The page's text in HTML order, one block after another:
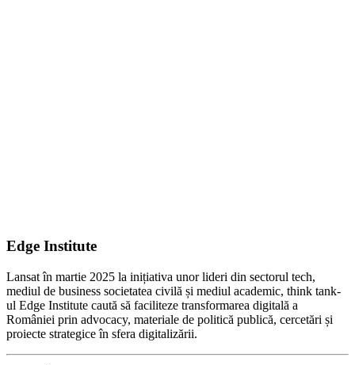
Edge Institute
Lansat în martie 2025 la inițiativa unor lideri din sectorul tech,
mediul de business societatea civilă și mediul academic, think tank-
ul Edge Institute caută să faciliteze transformarea digitală a
României prin advocacy, materiale de politică publică, cercetări și
proiecte strategice în sfera digitalizării.